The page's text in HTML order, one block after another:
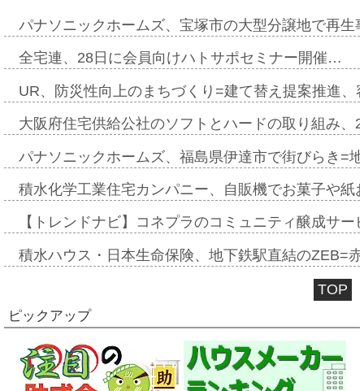
パナソニックホームズ、宝塚市の大型分譲地で再
全宅連、28日に会員向けハトサポセミナー開催…
UR、防災性向上のまちづくり=建て替え提案推進
大阪府住宅供給公社のソフトとハードの取り組み
パナソニックホームズ、福島県伊達市で街びらき=
積水化学工業住宅カンパニー、自販機でお菓子や
【トレンドナビ】コネプラのコミュニティ醸成サ
積水ハウス・日本生命保険、地下鉄駅直結のZEB=
TOP
ピックアップ